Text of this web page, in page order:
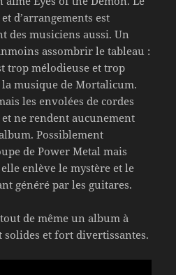
d’arrangements est
des musiciens aussi. Un
assombrir le tableau :
trop mélodieuse et trop
musique de Mortalicum.
les envolées de cordes
et ne rendent aucunement
Possiblement
de Power Metal mais
enlève le mystère et le
généré par les guitares.
de même un album à
solides et fort divertissantes.